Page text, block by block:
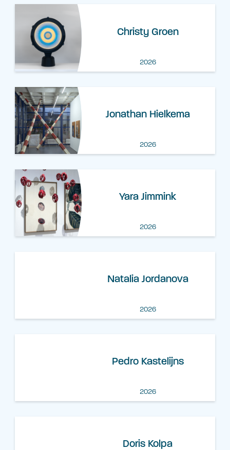
Christy Groen
2026
Jonathan Hielkema
2026
Yara Jimmink
2026
Natalia Jordanova
2026
Pedro Kastelijns
2026
Doris Kolpa